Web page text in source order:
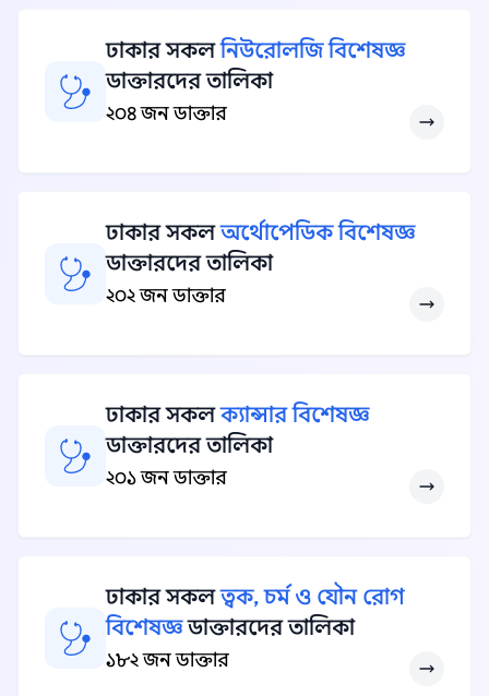
ঢাকার সকলনিউরোলজি বিশেষজ্ঞ
ডাক্তারদের তালিকা
২০৪ জন ডাক্তার
ঢাকার সকলঅর্থোপেডিক বিশেষজ্ঞ
ডাক্তারদের তালিকা
২০২ জন ডাক্তার
ঢাকার সকলক্যান্সার বিশেষজ্ঞ
ডাক্তারদের তালিকা
২০১ জন ডাক্তার
ঢাকার সকলত্বক, চর্ম ও যৌন রোগ
বিশেষজ্ঞডাক্তারদের তালিকা
১৮২ জন ডাক্তার